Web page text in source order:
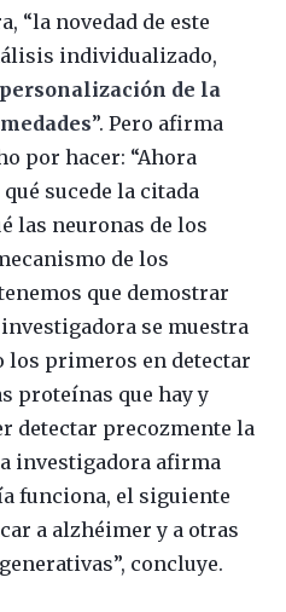
“la novedad de este
individualizado,
personalización de la
”. Pero afirma
por hacer: “Ahora
sucede la citada
las neuronas de los
de los
que demostrar
se muestra
los primeros en detectar
proteínas que hay y
detectar precozmente la
investigadora afirma
funciona, el siguiente
a alzhéimer y a otras
concluye.